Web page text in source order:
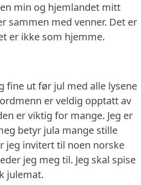
min og hjemlandet mitt
sammen med venner. Det er
er ikke som hjemme.
fine ut før jul med alle lysene
er veldig opptatt av
er viktig for mange. Jeg er
betyr jula mange stille
jeg invitert til noen norske
jeg meg til. Jeg skal spise
julemat.